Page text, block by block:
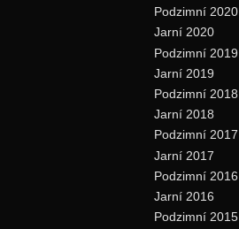
Podzimní 2020
Jarní 2020
Podzimní 2019
Jarní 2019
Podzimní 2018
Jarní 2018
Podzimní 2017
Jarní 2017
Podzimní 2016
Jarní 2016
Podzimní 2015